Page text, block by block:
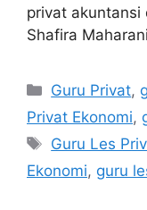
privat akuntansi
Shafira
Categories
Guru Privat,
Privat Ekonomi,
Tags
Guru Les
Ekonomi, guru